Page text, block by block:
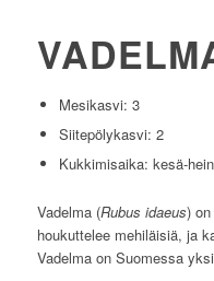
Mesikasvi: 3
Siitepölykasvi: 2
Kukkimisaika: kesä-
Vadelma (Rubus idaeus)
houkuttelee mehiläisiä, ja
Vadelma on Suomessa